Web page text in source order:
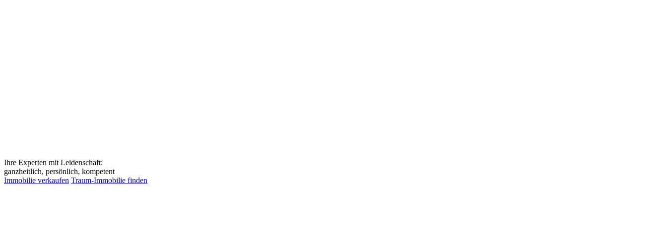
Ihre Experten mit Leidenschaft:
ganzheitlich, persönlich, kompetent
Immobilie verkaufen Traum-Immobilie finden